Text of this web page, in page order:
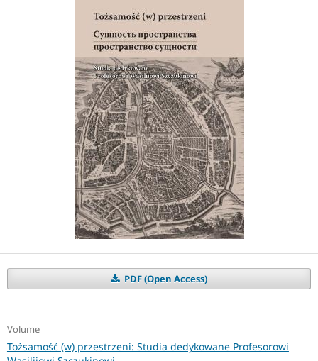
PDF (Open Access)
Volume
Tożsamość (w) przestrzeni: Studia dedykowane Profesorowi